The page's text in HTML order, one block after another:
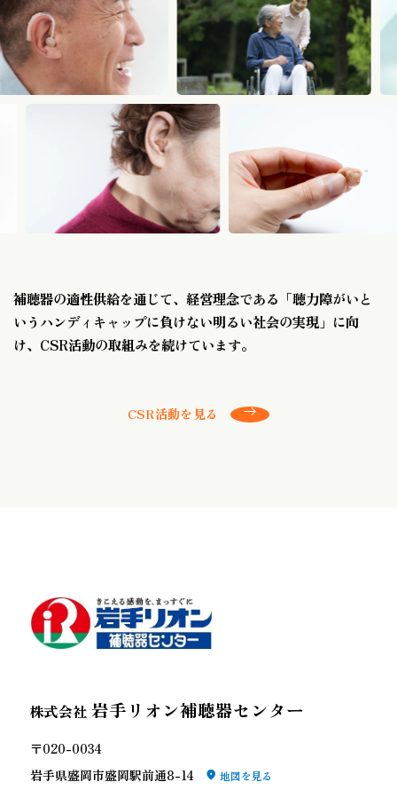
補聴器の適性供給を通じて、経営理念である 「聴力障がいと
いうハンディキャップに負けない明るい社会の実現」に向
け、 CSR活動の取組みを続けています。
CSR活動を見る
株式会社 岩手リオン補聴器センター
〒020-0034
岩手県盛岡市盛岡駅前通8-14
地図を見る